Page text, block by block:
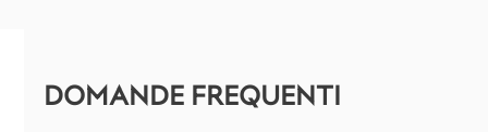
DOMANDE FREQUENTI